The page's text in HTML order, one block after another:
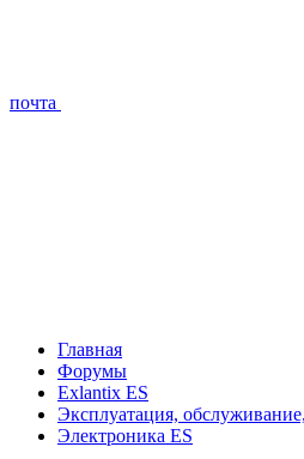
почта
Главная
Форумы
Exlantix ES
Эксплуатация,
Электроника ES